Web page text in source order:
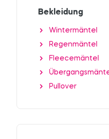
Bekleidung
Wintermäntel
Regenmäntel
Fleecemäntel
Pullover